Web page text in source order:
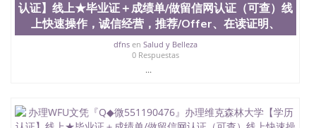
认证】线上★毕业证＋成绩单/做留信网认证（可查）线
上快速操作，诚信经营，推荐/Offer、在读证明、
dfnsen Salud y Belleza
0 Respuestas
...